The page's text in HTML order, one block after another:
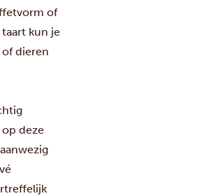
of
kun je
dieren
deze